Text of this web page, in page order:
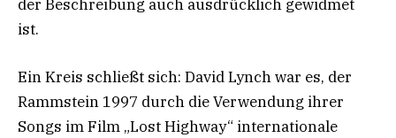
der Beschreibung auch ausdrücklich gewidmet
ist.
Ein Kreis schließt sich: David Lynch war es, der
Rammstein 1997 durch die Verwendung ihrer
Songs im Film „Lost Highway“ internationale